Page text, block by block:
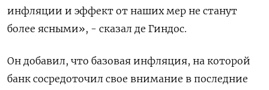
инфляции и эффект от наших мер не станут
более ясными», - сказал де Гиндос.
Он добавил, что базовая инфляция, на которой
банк сосредоточил свое внимание в последние